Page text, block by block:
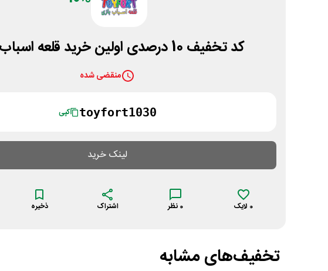
کد تخفیف 10 درصدی اولین خرید قلعه اسباب بازی
منقضی شده
toyfort1030 کپی
لینک خرید
0 لایک 0 نظر اشتراک ذخیره
تخفیف‌های مشابه